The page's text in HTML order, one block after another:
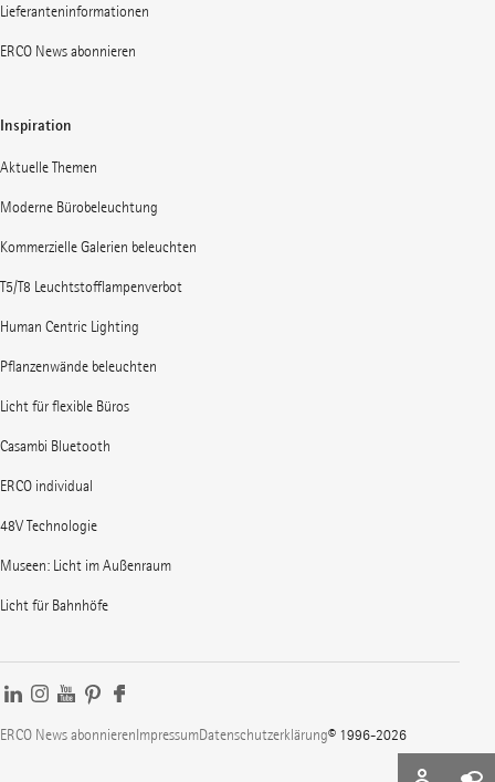
Lieferanteninformationen
ERCO News abonnieren
Inspiration
Aktuelle Themen
Moderne Bürobeleuchtung
Kommerzielle Galerien beleuchten
T5/T8 Leuchtstofflampenverbot
Human Centric Lighting
Pflanzenwände beleuchten
Licht für flexible Büros
Casambi Bluetooth
ERCO individual
48V Technologie
Museen: Licht im Außenraum
Licht für Bahnhöfe
ERCO News abonnierenImpressumDatenschutzerklärung© 1996-2026